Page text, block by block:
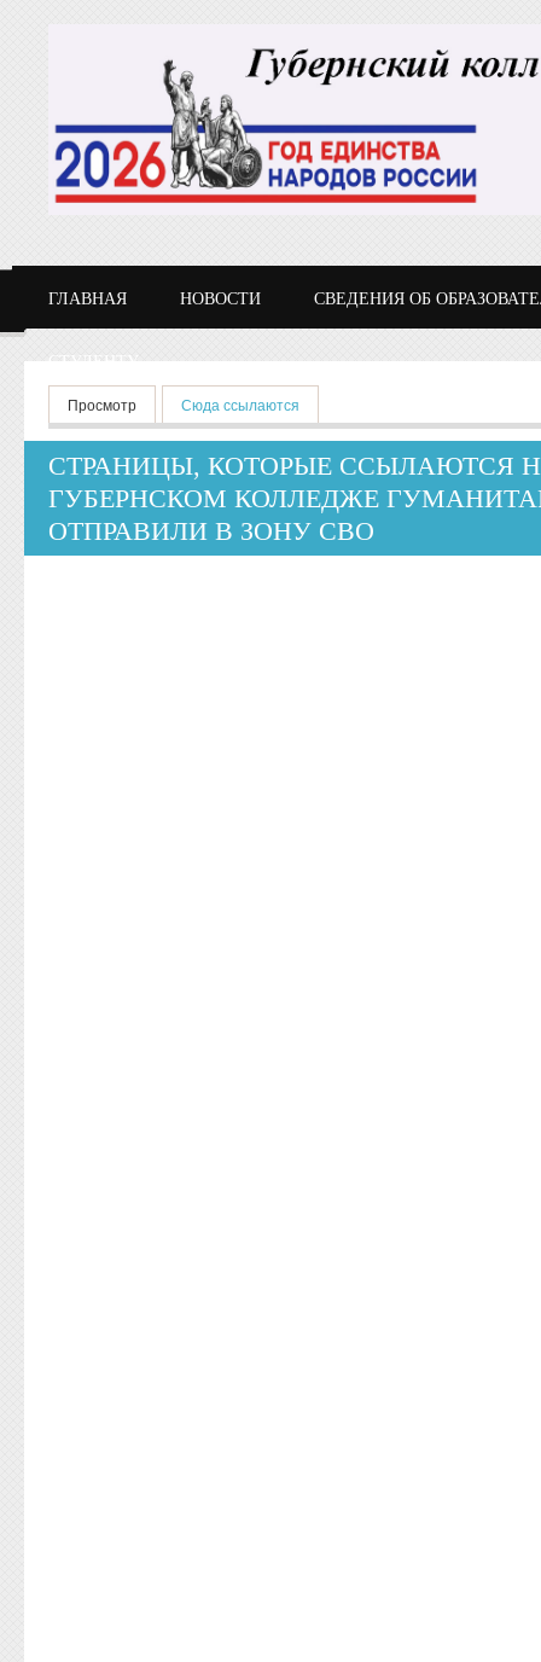
ГЛАВНАЯ НОВОСТИ СВЕДЕНИЯ ОБ
СТУДЕНТУ
Главные вкладки
Просмотр Сюда ссылаются
СТРАНИЦЫ, КОТОРЫЕ ССЫЛАЮТСЯ
ГУБЕРНСКОМ КОЛЛЕДЖЕ
ОТПРАВИЛИ В ЗОНУ СВО